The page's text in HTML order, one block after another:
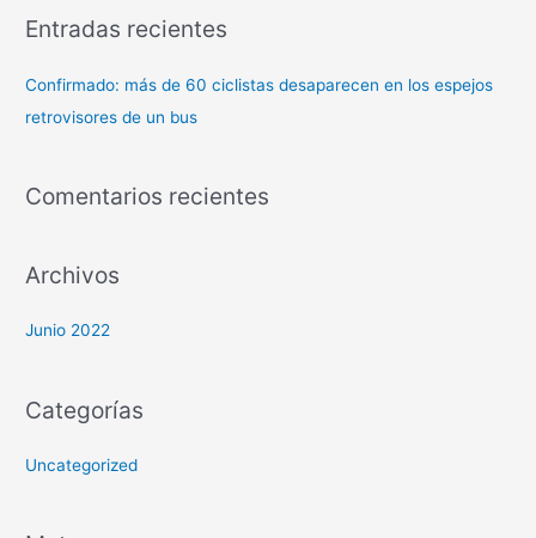
Entradas recientes
Confirmado: más de 60 ciclistas desaparecen en los espejos
retrovisores de un bus
Comentarios recientes
Archivos
Junio 2022
Categorías
Uncategorized